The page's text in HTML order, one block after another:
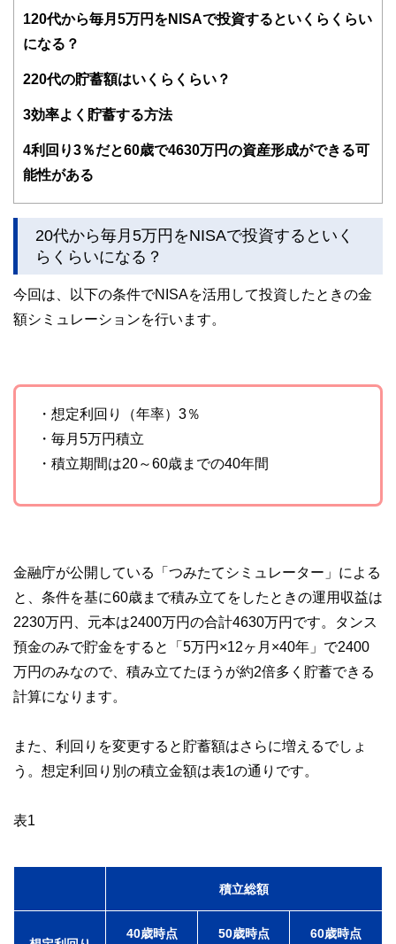
関わることで、読者目線のコンテンツを追求しています。
FinancialFieldの特徴は、ファイナンシャルプランナー、弁
ドバイザー、DCプランナー、公認会計士、社会保険労務
士、行政書士、投資アナリスト、キャリアコンサルタントな
ど150名以上の有資格者を執筆者・監修者として迎え、むず
をわかりやすく発信している点です。
このように編集経験豊富なメンバーと金融や経済に精通した
執筆者・監修者による執筆体制を築くことで、内容のわかり
やすさはもちろんのこと、読み応えのあるコンテンツと確か
私たちは、快適でより良い生活のアイデアを提供するお金の
コンシェルジュを目指します。
1 20代から毎月5万円をNISAで投資するといくらくらい
になる？
220代の貯蓄額はいくらくらい？
3効率よく貯蓄する方法
4利回り3％だと60歳で4630万円の資産形成ができる可
能性がある
20代から毎月5万円をNISAで投資するといく
らくらいになる？
今回は、以下の条件でNISAを活用して投資したときの金
額シミュレーションを行います。
・想定利回り（年率）3％
・毎月5万円積立
・積立期間は20～60歳までの40年間
金融庁が公開している「つみたてシミュレーター」による
と、条件を基に60歳まで積み立てをしたときの運用収益は
2230万円、元本は2400万円の合計4630万円です。タンス
預金のみで貯金をすると「5万円×12ヶ月×40年」で2400
万円のみなので、積み立てたほうが約2倍多く貯蓄できる
計算になります。
また、利回りを変更すると貯蓄額はさらに増えるでしょ
う。想定利回り別の積立金額は表1の通りです。
表1
積立総額
40歳時点 50歳時点 60歳時点